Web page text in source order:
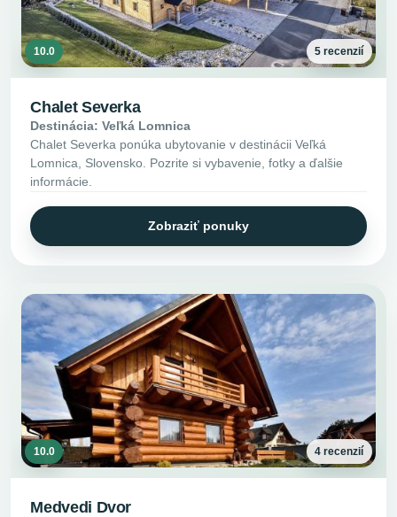
10.0 5 recenzií
Chalet Severka
Destinácia: Veľká Lomnica
Chalet Severka ponúka ubytovanie v destinácii Veľká
Lomnica, Slovensko. Pozrite si vybavenie, fotky a ďalšie
informácie.
Zobraziť ponuky
10.0 4 recenzií
Medvedi Dvor